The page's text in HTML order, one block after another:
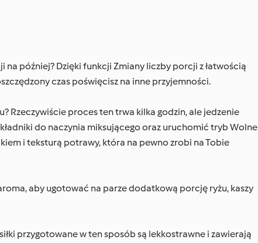
później? Dzięki funkcji Zmiany liczby porcji z łatwością
czas poświęcisz na inne przyjemności.
Rzeczywiście proces ten trwa kilka godzin, ale jedzenie
do naczynia miksującego oraz uruchomić tryb Wolne
i teksturą potrawy, która na pewno zrobi na Tobie
aby ugotować na parze dodatkową porcję ryżu, kaszy
przygotowane w ten sposób są lekkostrawne i zawierają